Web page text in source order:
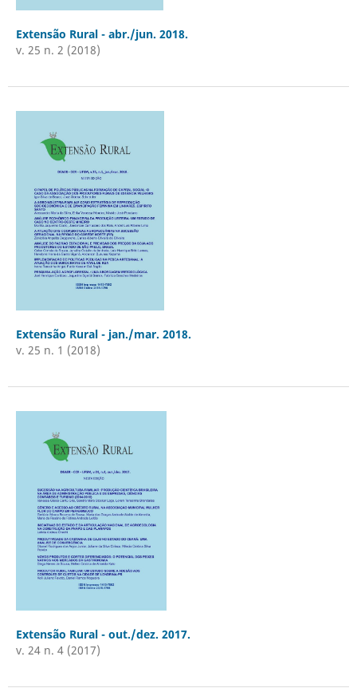
Extensão Rural - abr./jun. 2018.
v. 25 n. 2 (2018)
Extensão Rural - jan./mar. 2018.
v. 25 n. 1 (2018)
Extensão Rural - out./dez. 2017.
v. 24 n. 4 (2017)